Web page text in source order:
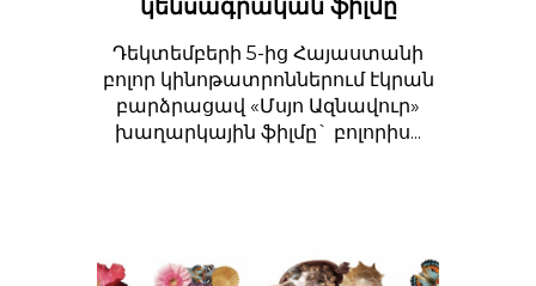
կենսագրական ֆիլմը
Դեկտեմբերի 5-ից Հայաստանի
բոլոր կինոթատրոններում էկրան
բարձրացավ «Մսյո Ազնավուր»
խաղարկային ֆիլմը` բոլորիս...